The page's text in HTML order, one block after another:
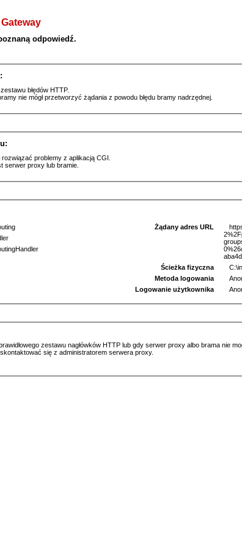
odpowiedź.
błędów HTTP.
nie mógł przetworzyć żądania z powodu błędu bramy nadrzędnej.
problemy z aplikacją CGI.
serwer proxy lub bramie.
Żądany adres URL
Ścieżka fizyczna
Metoda logowania
Logowanie użytkownika
zestawu nagłówków HTTP lub gdy serwer proxy albo brama
się z administratorem serwera proxy.